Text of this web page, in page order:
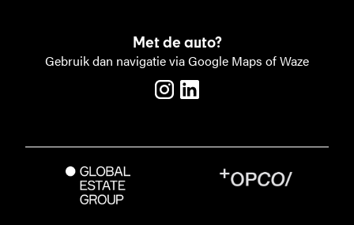
Met de auto?
Gebruik dan navigatie via Google Maps of Waze